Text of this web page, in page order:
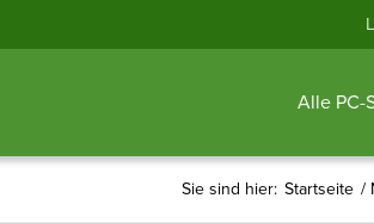
Alle PC-
Sie sind hier: Startseite /